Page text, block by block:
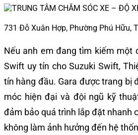
731 Đỗ Xuân Hợp, Phường Phú Hữu,
Nếu anh em đang tìm kiếm một
Swift uy tín cho Suzuki Swift,
tín hàng đầu. Gara được trang bị
móc hiện đại và đội ngũ kỹ
đảm bảo quá trình lắp đặt nhanh
không làm ảnh hưởng đến hệ